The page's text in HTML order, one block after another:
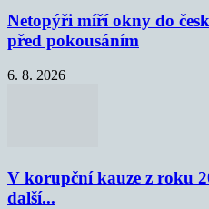
Netopýři míří okny do
před pokousáním
6. 8. 2026
V korupční kauze z roku
další...